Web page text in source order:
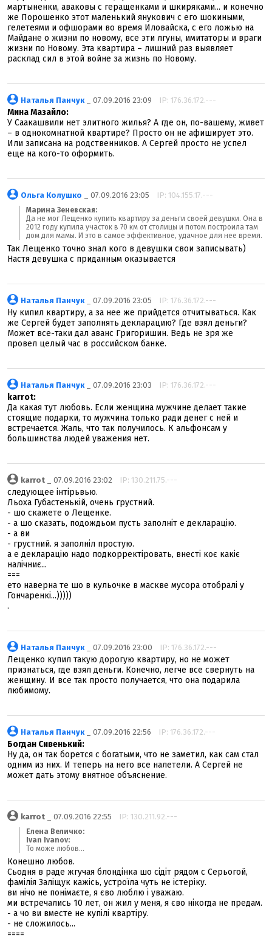
мартыненки, аваковы с геращенками и шкиряками... и конечно
же Порошенко этот маленький янукович с его шокиными,
гелетеями и офшорами во время Иловайска, с его ложью на
Майдане о жизни по новому, все эти лгуны, имитаторы и враги
жизни по Новому. Эта квартира – лишний раз выявляет
расклад сил в этой войне за жизнь по Новому.
Наталья Панчук_ 07.09.2016 23:09 IP: 176.36.172.---
Мина Мазайло:
У Саакашвили нет элитного жилья? А где он, по-вашему, живет
– в однокомнатной квартире? Просто он не афиширует это.
Или записана на родственников. А Сергей просто не успел
еще на кого-то оформить.
Ольга Колушко _ 07.09.2016 23:05 IP: 104.155.17.---
Марина Зеневская:
Да не мог Лещенко купить квартиру за деньги своей девушки. Она в
2012 году купила участок в 70 км от столицы и потом построила там
дом для мамы. И это в самое эффективное, удачное для нее время.
Так Лещенко точно знал кого в девушки свои записывать)
Настя девушка с приданным оказывается
Наталья Панчук_ 07.09.2016 23:05 IP: 176.36.172.---
Ну кипил квартиру, а за нее же прийдется отчитываться. Как
же Сергей будет заполнять декларацию? Где взял деньги?
Может все-таки дал аванс Григоришин. Ведь не зря же
провел целый час в российском банке.
Наталья Панчук_ 07.09.2016 23:03 IP: 176.36.172.---
karrot:
Да какая тут любовь. Если женщина мужчине делает такие
стоящие подарки, то мужчина только ради денег с ней и
встречается. Жаль, что так получилось. К альфонсам у
большинства людей уважения нет.
karrot _ 07.09.2016 23:02 IP: 130.211.75.---
следующее інтірьвью.
Льоха Губастенькій, очень грустний.
- шо скажете о Лещенке.
- а шо сказать, подождьом пусть заполніт е декларацію.
- а ви
- грустний. я заполніл простую.
а е декларацію надо подкорректіровать, внесті коє какіє
налічниє...
===
ето наверна те шо в кульочке в маскве мусора отобралі у
Гончаренкі...)))))
.
Наталья Панчук_ 07.09.2016 23:00 IP: 176.36.172.---
Лещенко купил такую дорогую квартиру, но не может
признаться, где взял деньги. Конечно, легче все свернуть на
женщину. И все так просто получается, что она подарила
любимому.
Наталья Панчук_ 07.09.2016 22:56 IP: 176.36.172.---
Богдан Сивенький:
Ну да, он так борется с богатыми, что не заметил, как сам стал
одним из них. И теперь на него все налетели. А Сергей не
может дать этому внятное объяснение.
karrot _ 07.09.2016 22:55 IP: 130.211.92.---
Елена Величко:
Ivan Ivanov:
То може любов...
Конешно любов.
Сьодня в раде жгучая блондінка шо сідіт рядом с Серьогой,
фамілія Заліщук кажісь, устроїла чуть не істеріку.
ви нічо не понімаєте, я єво люблю і уважаю.
ми встречались 10 лет, он жил у меня, я єво нікогда не предам.
- а чо ви вместе не купілі квартіру.
- не сложилось...
====